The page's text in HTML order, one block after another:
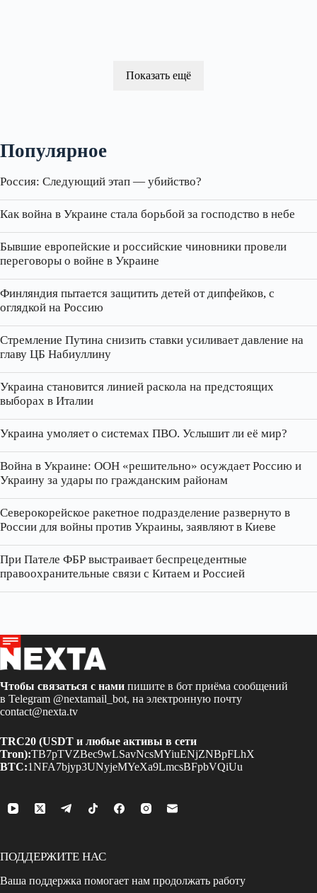
Показать ещё
Популярное
Россия: Следующий этап — убийство?
Как война в Украине стала борьбой за господство в небе
Бывшие европейские и российские чиновники провели
переговоры о войне в Украине
Финляндия пытается защитить детей от дипфейков, с
оглядкой на Россию
Стремление Путина снизить ставки усиливает давление на
главу ЦБ Набиуллину
Украина становится линией раскола на предстоящих
выборах в Италии
Украина умоляет о системах ПВО. Услышит ли её мир?
Война в Украине: ООН «решительно» осуждает Россию и
Украину за удары по гражданским районам
Северокорейское ракетное подразделение развернуто в
России для войны против Украины, заявляют в Киеве
При Пателе ФБР выстраивает беспрецедентные
правоохранительные связи с Китаем и Россией
Чтобы связаться с нами пишите в бот приёма сообщений
в Telegram @nextamail_bot, на электронную почту
contact@nexta.tv
TRC20 (USDT и любые активы в сети
Tron):TB7pTVZBec9wLSavNcsMYiuENjZNBpFLhX
BTC:1NFA7bjyp3UNyjeMYeXa9LmcsBFpbVQiUu
ПОДДЕРЖИТЕ НАС
Ваша поддержка помогает нам продолжать работу